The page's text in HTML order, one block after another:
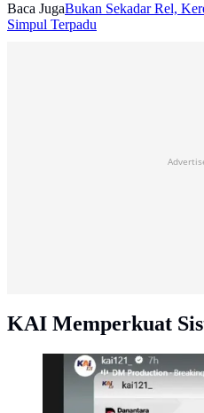
Baca JugaBukan Sekadar Rel,
Simpul Terpadu
KAI Memperkuat